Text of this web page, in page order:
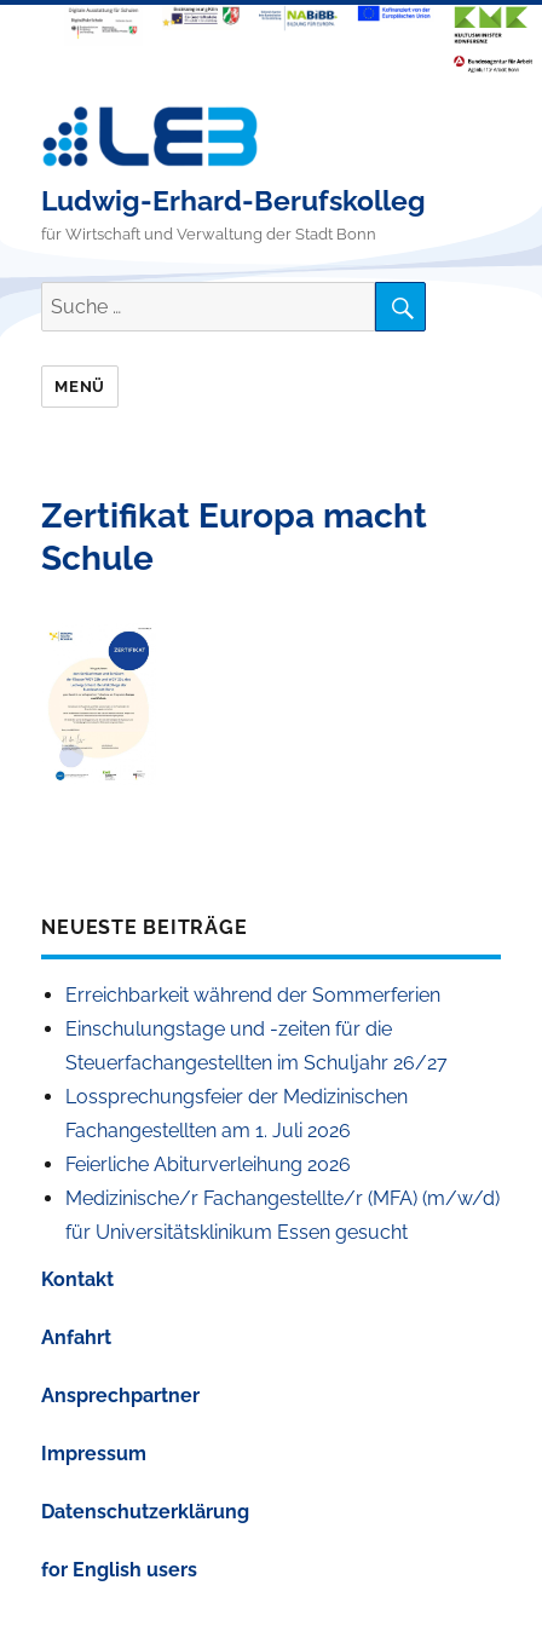
Ludwig-Erhard-Berufskolleg
für Wirtschaft und Verwaltung der Stadt Bonn
Suche
nach:
SUCHE
MENÜ
Zertifikat Europa macht
Schule
NEUESTE BEITRÄGE
Erreichbarkeit während der Sommerferien
Einschulungstage und -zeiten für die
Steuerfachangestellten im Schuljahr 26/27
Lossprechungsfeier der Medizinischen
Fachangestellten am 1. Juli 2026
Feierliche Abiturverleihung 2026
Medizinische/r Fachangestellte/r (MFA) (m/w/d)
für Universitätsklinikum Essen gesucht
Kontakt
Anfahrt
Ansprechpartner
Impressum
Datenschutzerklärung
for English users